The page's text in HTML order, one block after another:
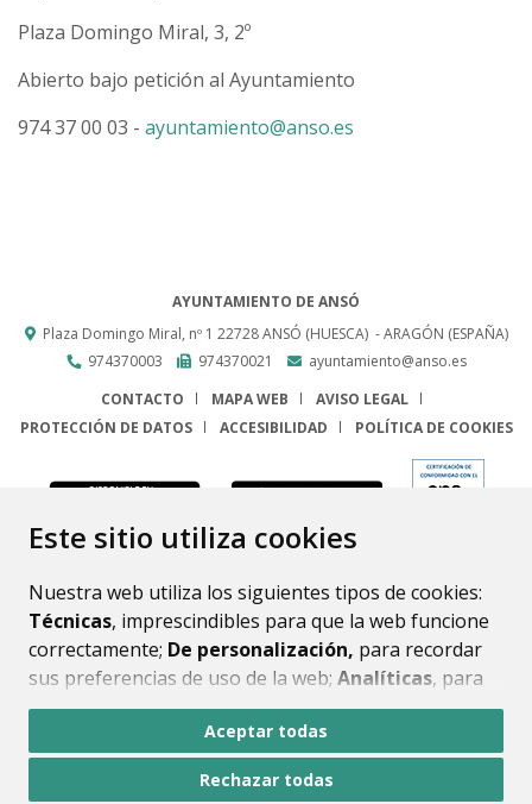
Este sitio utiliza cookies
Nuestra web utiliza los siguientes tipos de cookies:
Técnicas, imprescindibles para que la web funcione
correctamente; De personalización, para recordar
sus preferencias de uso de la web; Analíticas, para
mejorar el funcionamiento de la web y sus servicios.
Si acepta pulsando el botón“Aceptar todas”
consideramos que acepta su uso. Si pulsa el botón
Aceptar todas
Rechazar todas
Plaza Domingo Miral, 3, 2º
Abierto bajo petición al Ayuntamiento
974 37 00 03 - ayuntamiento@anso.es
AYUNTAMIENTO DE ANSÓ
Plaza Domingo Miral, nº 1 22728 ANSÓ (HUESCA) - ARAGÓN (ESPAÑA)
974370003
974370021
ayuntamiento@anso.es
CONTACTO
MAPA WEB
AVISO LEGAL
PROTECCIÓN DE DATOS
ACCESIBILIDAD POLÍTICA DE COOKIES